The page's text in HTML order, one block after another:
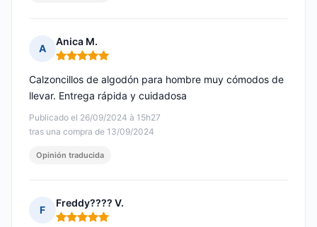
A
Anica M.
Nota: 5 de 5
Publicado el 26/09/2024 à 15h27
tras una compra de 13/09/2024
Calzoncillos de algodón para hombre muy cómodos de
llevar. Entrega rápida y cuidadosa
Opinión traducida
F
Freddy???? V.
Nota: 5 de 5